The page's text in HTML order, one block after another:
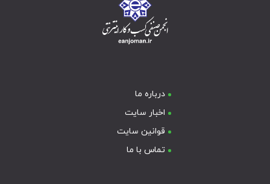
درباره ما
اخبار سایت
قوانین سایت
تماس با ما